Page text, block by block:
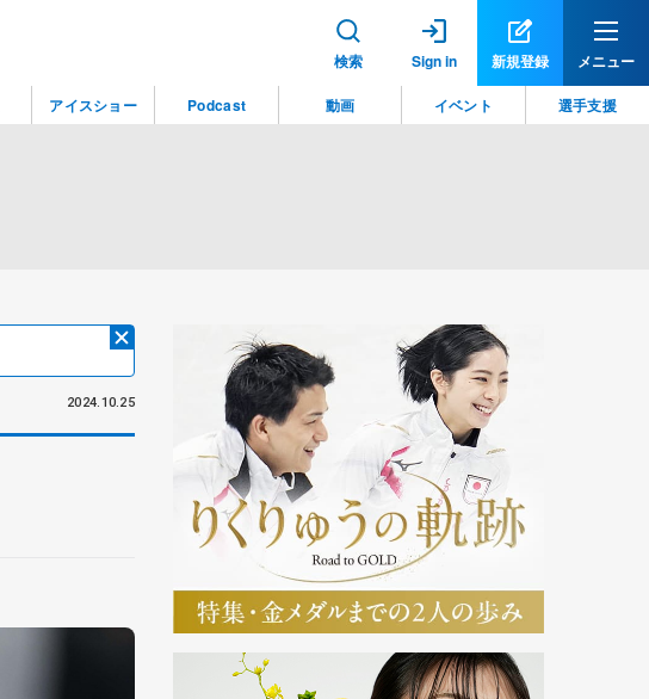
検索 Sign in 新規登録 メニュー
2024.10.25
アイスショー Podcast 動画 イベント 選手支援